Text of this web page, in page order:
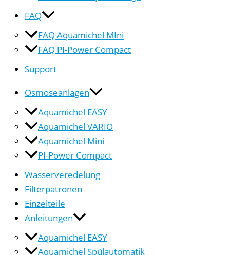
FAQ
FAQ Aquamichel MIni
FAQ PI-Power Compact
Support
Osmoseanlagen
Aquamichel EASY
Aquamichel VARIO
Aquamichel Mini
PI-Power Compact
Wasserveredelung
Filterpatronen
Einzelteile
Anleitungen
Aquamichel EASY
Aquamichel Spülautomatik